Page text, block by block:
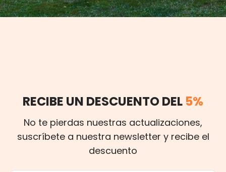
RECIBE UN DESCUENTO DEL 5%
No te pierdas nuestras actualizaciones,
suscríbete a nuestra newsletter y recibe el
descuento